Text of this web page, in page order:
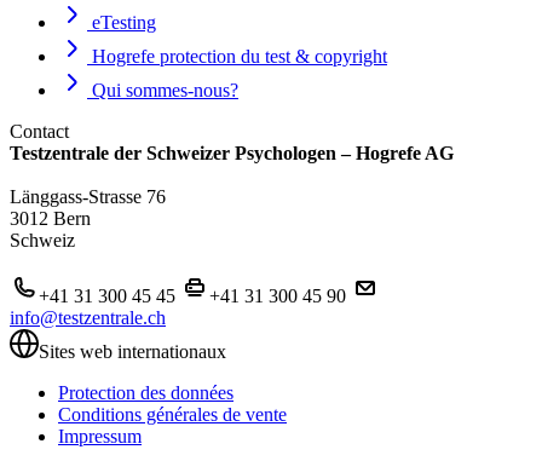
eTesting
Hogrefe protection du test & copyright
Qui sommes-nous?
Contact
Testzentrale der Schweizer Psychologen – Hogrefe AG
Länggass-Strasse 76
3012 Bern
Schweiz
+41 31 300 45 45
+41 31 300 45 90
info@testzentrale.ch
Sites web internationaux
Protection des données
Conditions générales de vente
Impressum